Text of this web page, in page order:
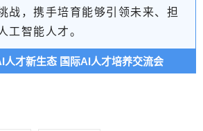
战，携手培育能够引领未来、担
工智能人才。
人才新生态 国际AI人才培养交流会